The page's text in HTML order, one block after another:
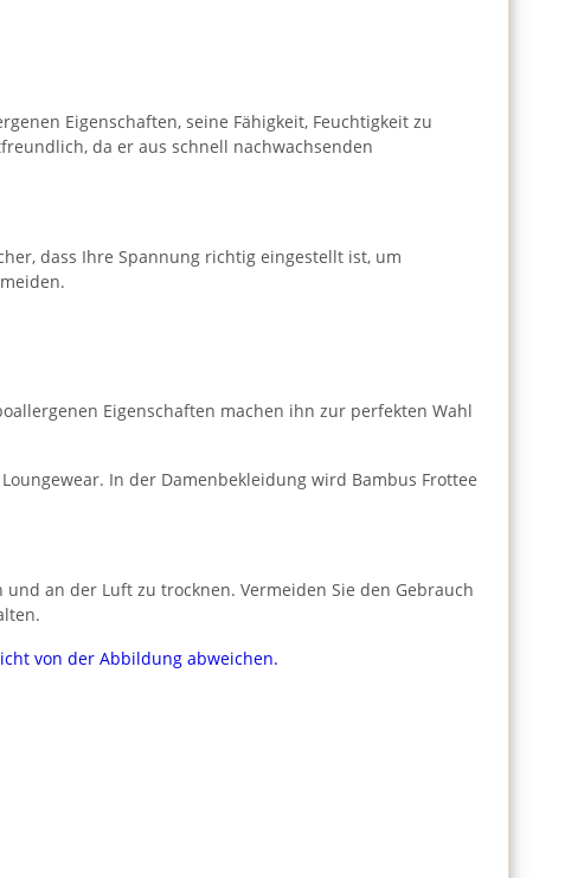
Eigenschaften, seine Fähigkeit, Feuchtigkeit zu
da er aus schnell nachwachsenden
dass Ihre Spannung richtig eingestellt ist, um
Eigenschaften machen ihn zur perfekten Wahl
In der Damenbekleidung wird Bambus Frottee
an der Luft zu trocknen. Vermeiden Sie den Gebrauch
von der Abbildung abweichen.